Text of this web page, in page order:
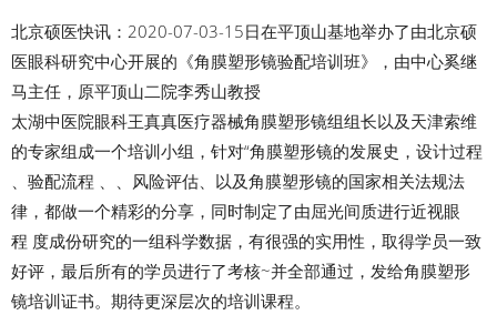
北京硕医快讯：2020-07-03-15日在平顶山基地举办了由北京硕
医眼科研究中心开展的《角膜塑形镜验配培训班》，由中心奚继
马主任，原平顶山二院李秀山教授
太湖中医院眼科王真真医疗器械角膜塑形镜组组长以及天津索维
的专家组成一个培训小组，针对“角膜塑形镜的发展史，设计过程
、验配流程 、、风险评估、以及角膜塑形镜的国家相关法规法
律，都做一个精彩的分享，同时制定了由屈光间质进行近视眼
程 度成份研究的一组科学数据，有很强的实用性，取得学员一致
好评，最后所有的学员进行了考核~并全部通过，发给角膜塑形
镜培训证书。期待更深层次的培训课程。